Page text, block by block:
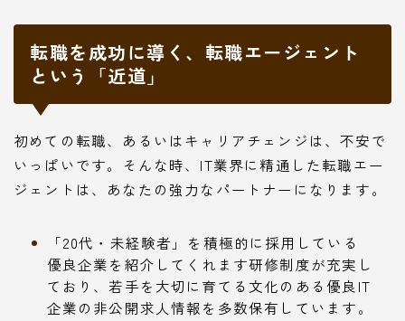
転職を成功に導く、転職エージェント
という「近道」
初めての転職、あるいはキャリアチェンジは、不安で
いっぱいです。そんな時、IT業界に精通した転職エー
ジェントは、あなたの強力なパートナーになります。
「20代・未経験者」を積極的に採用している
優良企業を紹介してくれます研修制度が充実し
ており、若手を大切に育てる文化のある優良IT
企業の非公開求人情報を多数保有しています。